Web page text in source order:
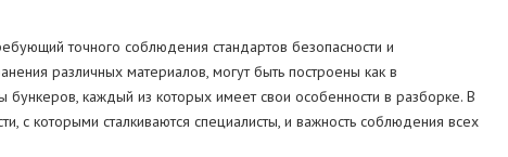
точного соблюдения стандартов безопасности и
различных материалов, могут быть построены как в
каждый из которых имеет свои особенности в разборке. В
с которыми сталкиваются специалисты, и важность соблюдения всех